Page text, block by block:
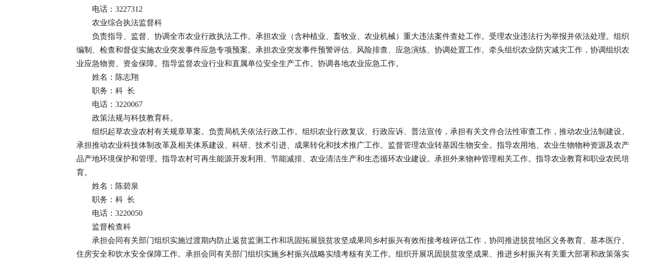
电话：3227312
农业综合执法监督科
负责指导、监督、协调全市农业行政执法工作。承担农业（含种植业、畜牧业、农业机械）重大违法案件查处工作。受理农业违法行为举报并依法处理。组织
编制、检查和督促实施农业突发事件应急专项预案。承担农业突发事件预警评估、风险排查、应急演练、协调处置工作。牵头组织农业防灾减灾工作，协调组织农
业应急物资、资金保障。指导监督农业行业和直属单位安全生产工作。协调各地农业应急工作。
姓名：陈志翔
职务：科 长
电话：3220067
政策法规与科技教育科。
组织起草农业农村有关规章草案。负责局机关依法行政工作。组织农业行政复议、行政应诉、普法宣传，承担有关文件合法性审查工作，推动农业法制建设。
承担推动农业科技体制改革及相关体系建设、科研、技术引进、成果转化和技术推广工作。监督管理农业转基因生物安全。指导农用地、农业生物物种资源及农产
品产地环境保护和管理。指导农村可再生能源开发利用、节能减排、农业清洁生产和生态循环农业建设。承担外来物种管理相关工作。指导农业教育和职业农民培
育。
姓名：陈碧泉
职务：科 长
电话：3220050
监督检查科
承担会同有关部门组织实施过渡期内防止返贫监测工作和巩固拓展脱贫攻坚成果同乡村振兴有效衔接考核评估工作，协同推进脱贫地区义务教育、基本医疗、
住房安全和饮水安全保障工作。承担会同有关部门组织实施乡村振兴战略实绩考核有关工作。组织开展巩固脱贫攻坚成果、推进乡村振兴有关重大部署和政策落实